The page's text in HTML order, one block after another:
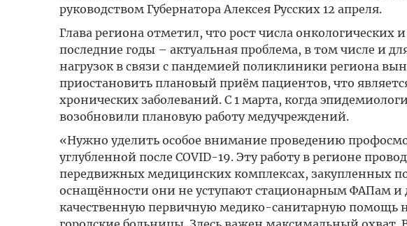
руководством Губернатора Алексея Русских 12 апреля.
Глава региона отметил, что рост числа онкологических
последние годы – актуальная проблема, в том числе и
нагрузок в связи с пандемией поликлиники региона
приостановить плановый приём пациентов, что
хронических заболеваний. С 1 марта, когда
возобновили плановую работу медучреждений.
«Нужно уделить особое внимание проведению
углубленной после COVID-19. Эту работу в регионе
передвижных медицинских комплексах, закупленных
оснащённости они не уступают стационарным ФАПам и
качественную первичную медико-санитарную помощь